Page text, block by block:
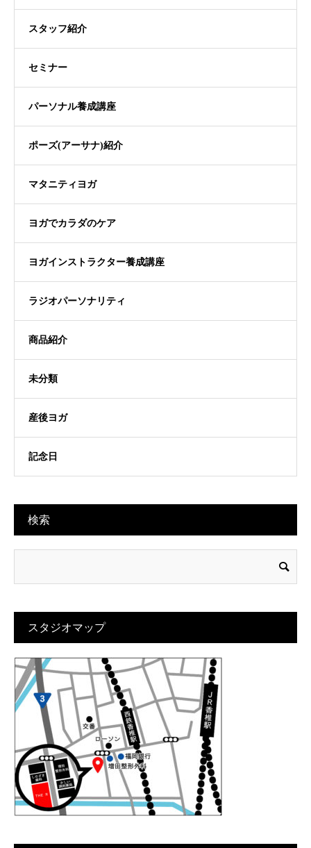
スタッフ紹介
セミナー
パーソナル養成講座
ポーズ(アーサナ)紹介
マタニティヨガ
ヨガでカラダのケア
ヨガインストラクター養成講座
ラジオパーソナリティ
商品紹介
未分類
産後ヨガ
記念日
検索
スタジオマップ